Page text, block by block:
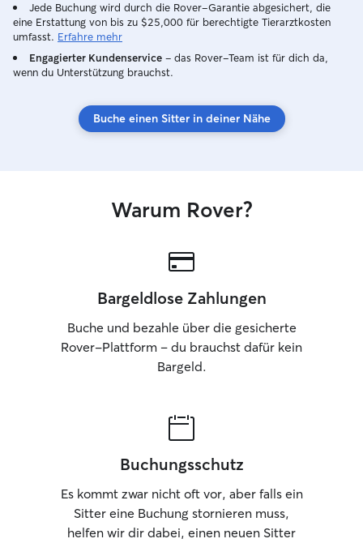
Jede Buchung wird durch die Rover-Garantie abgesichert, die
eine Erstattung von bis zu $25,000 für berechtigte Tierarztkosten
umfasst. Erfahre mehr
Engagierter Kundenservice – das Rover-Team ist für dich da,
wenn du Unterstützung brauchst.
Buche einen Sitter in deiner Nähe
Warum Rover?
Bargeldlose Zahlungen
Buche und bezahle über die gesicherte
Rover-Plattform – du brauchst dafür kein
Bargeld.
Buchungsschutz
Es kommt zwar nicht oft vor, aber falls ein
Sitter eine Buchung stornieren muss,
helfen wir dir dabei, einen neuen Sitter